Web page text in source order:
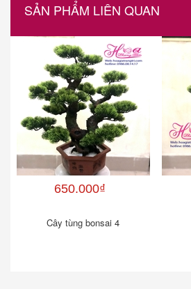
SẢN PHẨM LIÊN QUAN
650.000₫
Cây tùng bonsai 4